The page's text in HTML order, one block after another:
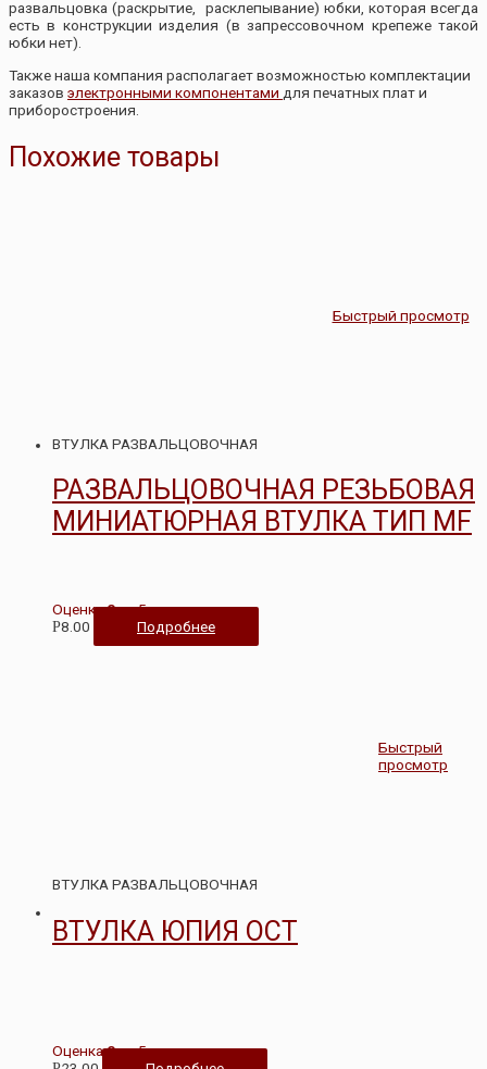
развальцовка (раскрытие, расклепывание) юбки, которая всегда
есть в конструкции изделия (в запрессовочном крепеже такой
юбки нет).
Также наша компания располагает возможностью комплектации
заказов электронными компонентами для печатных плат и
приборостроения.
Похожие товары
Быстрый просмотр
ВТУЛКА РАЗВАЛЬЦОВОЧНАЯ
РАЗВАЛЬЦОВОЧНАЯ РЕЗЬБОВАЯ
МИНИАТЮРНАЯ ВТУЛКА ТИП MF
Оценка0из 5
Р8.00 Подробнее
Быстрый
просмотр
ВТУЛКА РАЗВАЛЬЦОВОЧНАЯ
ВТУЛКА ЮПИЯ ОСТ
Оценка0из 5